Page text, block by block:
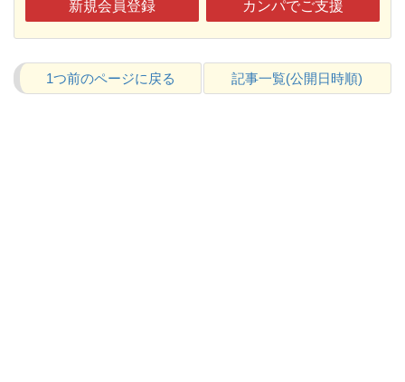
新規会員登録 カンパでご支援
1つ前のページに戻る 記事一覧(公開日時順)